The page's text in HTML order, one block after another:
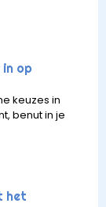
op
keuzes in
benut in je
het